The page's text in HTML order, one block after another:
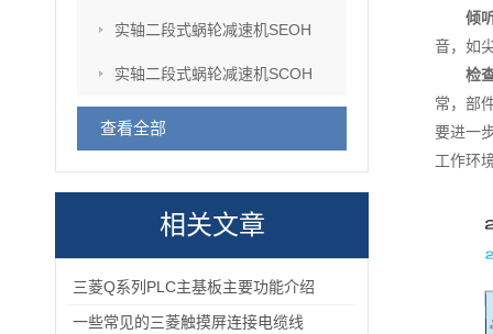
实轴二段式蜗轮减速机SEOH
实轴二段式蜗轮减速机SCOH
查看全部
相关文章
三菱Q系列PLC主基板主要功能介绍
一些常见的三菱触摸屏连接电缆线
倾
音，如
检
常，部
要进一
工作环